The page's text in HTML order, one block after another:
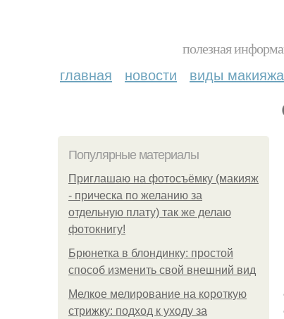
полезная
главная новости виды
Популярные материалы
Приглашаю на фотосъёмку (макияж
- прическа по желанию за
отдельную плату) так же делаю
фотокнигу!
Брюнетка в блондинку: простой
способ изменить свой внешний вид
Мелкое мелирование на короткую
стрижку: подход к уходу за